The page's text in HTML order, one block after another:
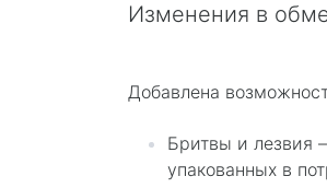
Изменения в
Добавлена
Бритвы и лезвия
упакованных в